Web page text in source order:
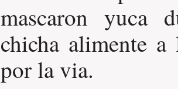
mascaron yuca
chicha alimente a
por la via.